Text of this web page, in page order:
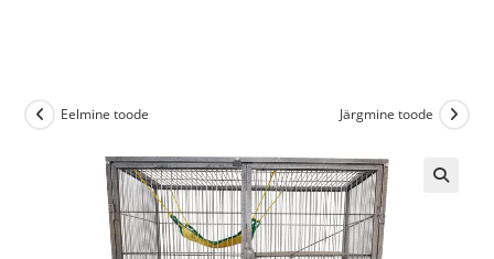
Eelmine toode Järgmine toode